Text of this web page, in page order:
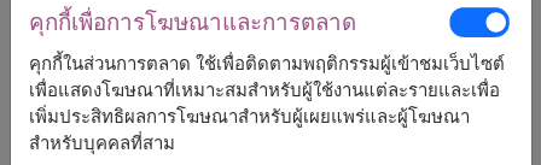
เริ่มต้นที่
หมายเหตุ:
ตระกร้า/แพ็กเกจ อาจจะแตกต่างจากรูปบ้าง
คุกกี้เพื่อการโฆษณาและการตลาด
คุกกี้ในส่วนการตลาด ใช้เพื่อติดตามพฤติกรรมผู้เข้าชมเว็บไซต์
เพื่อแสดงโฆษณาที่เหมาะสมสำหรับผู้ใช้งานแต่ละรายและเพื่อ
เพิ่มประสิทธิผลการโฆษณาสำหรับผู้เผยแพร่และผู้โฆษณา
สำหรับบุคคลที่สาม